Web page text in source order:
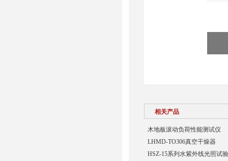
相关产品
木地板滚动负荷性能测试仪
LHMD-TO306真空干燥器
HSZ-15系列水紫外线光照试